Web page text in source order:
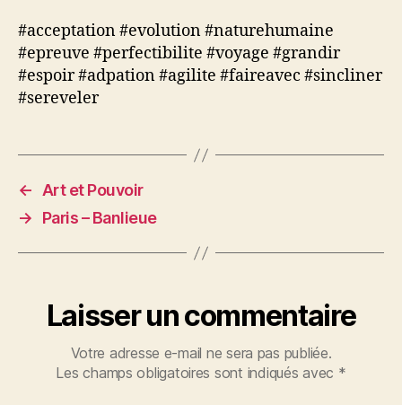
#acceptation #evolution #naturehumaine
#epreuve #perfectibilite #voyage #grandir
#espoir #adpation #agilite #faireavec #sincliner
#sereveler
←
Art et Pouvoir
→
Paris – Banlieue
Laisser un commentaire
Votre adresse e-mail ne sera pas publiée.
Les champs obligatoires sont indiqués avec *